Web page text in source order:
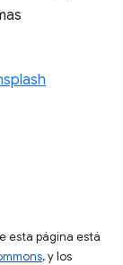
esta página está
, y los